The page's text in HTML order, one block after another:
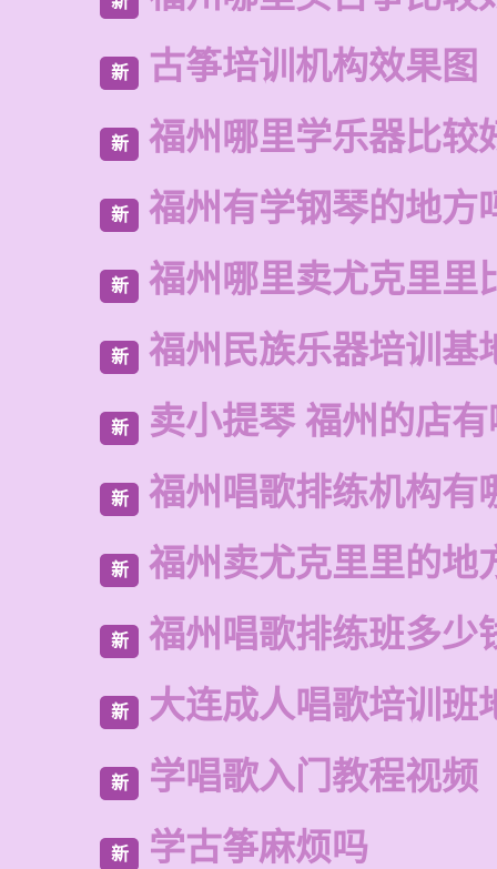
新 古筝培训机构效果图
新 福州哪里学乐器比较
新 福州有学钢琴的地方
新 福州哪里卖尤克里里
新 福州民族乐器培训基
新 卖小提琴 福州的店
新 福州唱歌排练机构有
新 福州卖尤克里里的地
新 福州唱歌排练班多少
新 大连成人唱歌培训班
新 学唱歌入门教程视频
新 学古筝麻烦吗